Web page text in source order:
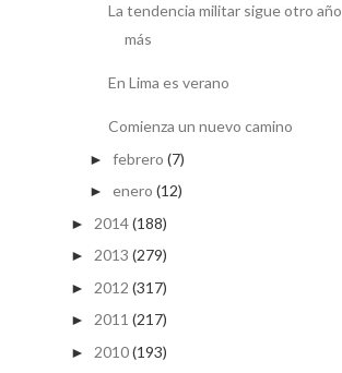
La tendencia militar sigue otro año
más
En Lima es verano
Comienza un nuevo camino
► febrero (7)
► enero (12)
► 2014(188)
► 2013 (279)
► 2012 (317)
► 2011 (217)
► 2010(193)